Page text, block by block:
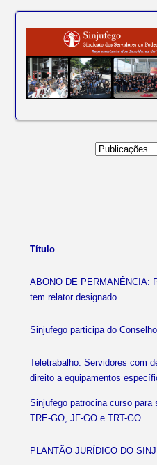
Título
ABONO DE PERMANÊNCIA:
tem relator designado
Sinjufego participa do
Teletrabalho: Servidores com
direito a equipamentos
Sinjufego patrocina curso para
TRE-GO, JF-GO e TRT-GO
PLANTÃO JURÍDICO DO